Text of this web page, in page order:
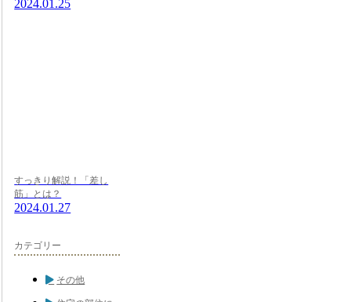
2024.01.25
すっきり解説！「差し
筋」とは？
2024.01.27
カテゴリー
その他